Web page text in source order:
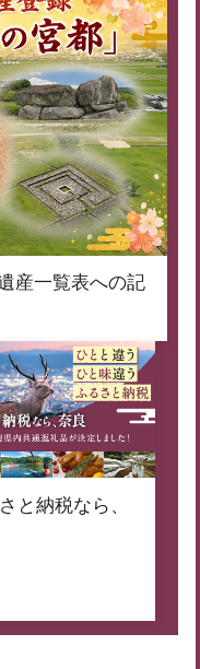
産一覧表への記
と納税なら、